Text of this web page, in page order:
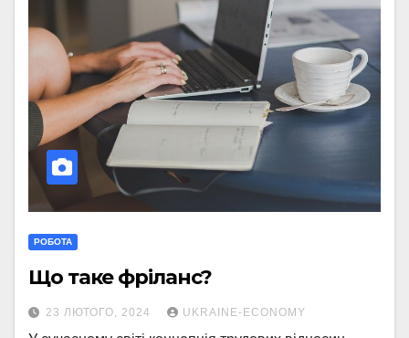
РОБОТА
Що таке фріланс?
23 ЛЮТОГО, 2024 UKRAINE-ECONOMY